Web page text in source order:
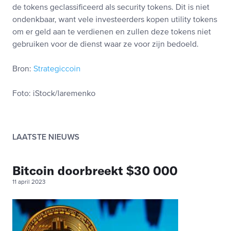
de tokens geclassificeerd als security tokens. Dit is niet
ondenkbaar, want vele investeerders kopen utility tokens
om er geld aan te verdienen en zullen deze tokens niet
gebruiken voor de dienst waar ze voor zijn bedoeld.
Bron: Strategiccoin
Foto: iStock/laremenko
LAATSTE NIEUWS
Bitcoin doorbreekt $30 000
11 april 2023